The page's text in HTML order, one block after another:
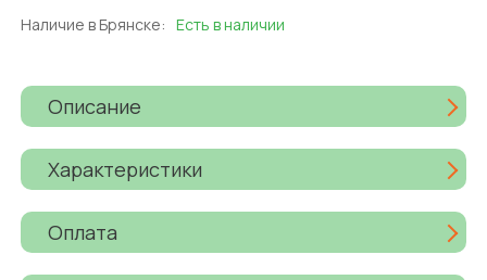
Наличие в Брянске: Есть в наличии
Описание
Характеристики
Оплата